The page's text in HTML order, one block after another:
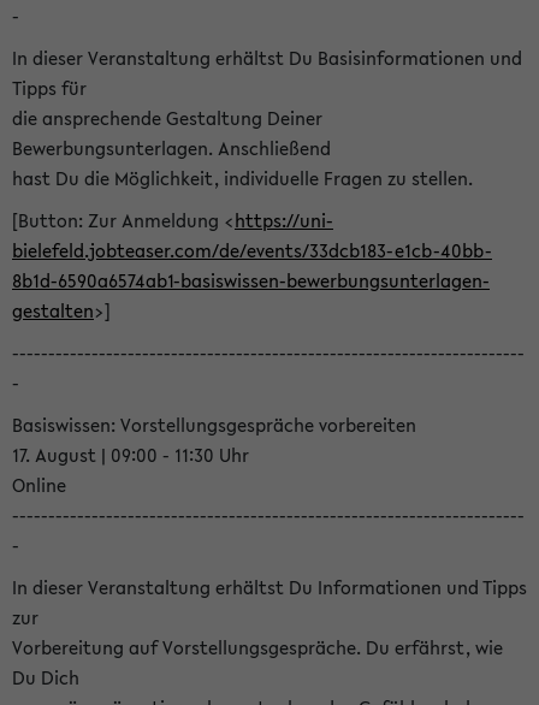
-
In dieser Veranstaltung erhältst Du Basisinformationen und
Tipps für
die ansprechende Gestaltung Deiner
Bewerbungsunterlagen. Anschließend
hast Du die Möglichkeit, individuelle Fragen zu stellen.
[Button: Zur Anmeldung <https://uni-
bielefeld.jobteaser.com/de/events/33dcb183-e1cb-40bb-
8b1d-6590a6574ab1-basiswissen-bewerbungsunterlagen-
gestalten>]
-----------------------------------------------------------------------
-
Basiswissen: Vorstellungsgespräche vorbereiten
17. August | 09:00 - 11:30 Uhr
Online
-----------------------------------------------------------------------
-
In dieser Veranstaltung erhältst Du Informationen und Tipps
zur
Vorbereitung auf Vorstellungsgespräche. Du erfährst, wie
Du Dich